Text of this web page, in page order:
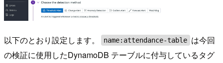
以下のとおり設定します。 name:attendance-table は今回
の検証に使用したDynamoDB テーブルに付与しているタグ